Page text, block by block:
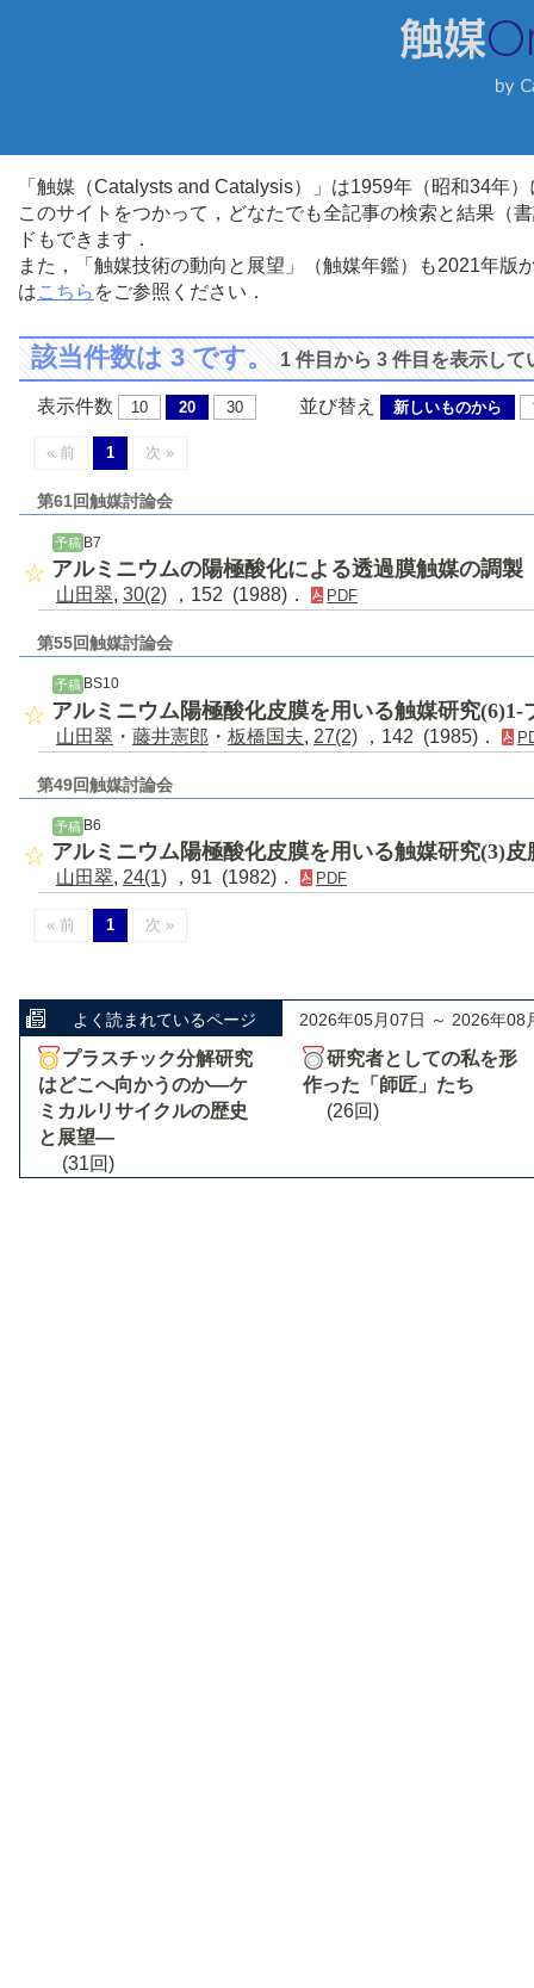
「触媒（Catalysts and Catalysis）」は1959年（昭和34年
このサイトをつかって，どなたでも全記事の検索と結果（
ドもできます．
また，「触媒技術の動向と展望」（触媒年鑑）も2021年
はこちら をご参照ください．
該当件数は 3 です。1 件目から 3 件目を表示して
表示件数 10 20 30 並び替え 新しいものから
« 前 1 次 »
第61回触媒討論会
予稿 B7
アルミニウムの陽極酸化による透過膜触媒の調製
山田翠, 30(2) ，152 (1988)． PDF
第55回触媒討論会
予稿 BS10
アルミニウム陽極酸化皮膜を用いる触媒研究(6)1-
山田翠 ・ 藤井憲郎 ・ 板橋国夫, 27(2) ，142 (1985)．
第49回触媒討論会
予稿 B6
アルミニウム陽極酸化皮膜を用いる触媒研究(3)
山田翠, 24(1) ，91 (1982)． PDF
« 前 1 次 »
よく読まれているページ 2026年05月07日 ～ 2026年08
プラスチック分解研究
はどこへ向かうのか―ケ
ミカルリサイクルの歴史
と展望―
(31回)
研究者としての私を形
作った「師匠」たち
(26回)